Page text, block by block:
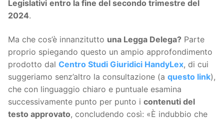
Legislativi entro la fine del secondo trimestre del
2024.
Ma che cos’è innanzitutto una Legga Delega? Parte
proprio spiegando questo un ampio approfondimento
prodotto dal Centro Studi Giuridici HandyLex, di cui
suggeriamo senz’altro la consultazione (a questo link),
che con linguaggio chiaro e puntuale esamina
successivamente punto per punto i contenuti del
testo approvato, concludendo così: «È indubbio che